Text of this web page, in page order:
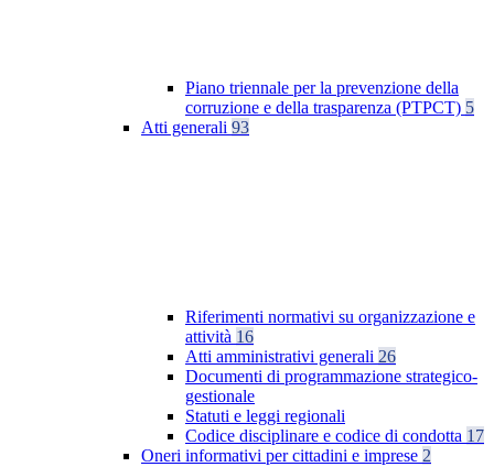
Piano triennale per la prevenzione della
corruzione e della trasparenza (PTPCT) 5
Atti generali 93
Riferimenti normativi su organizzazione e
attività 16
Atti amministrativi generali 26
Documenti di programmazione strategico-
gestionale
Statuti e leggi regionali
Codice disciplinare e codice di condotta 17
Oneri informativi per cittadini e imprese 2